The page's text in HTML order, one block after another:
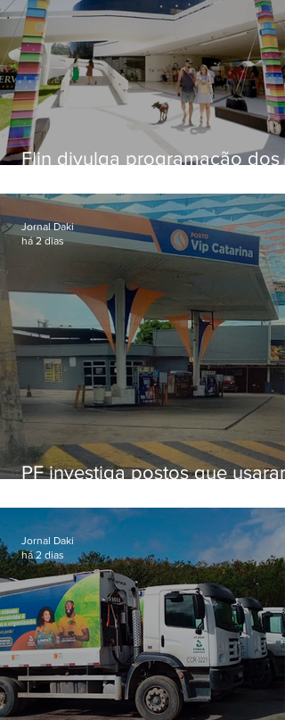
Flin divulga programação dos
começa na próxima quinta (13)
em Niterói
PF investiga postos que usaram
secretário morto em 2020
Jornal Daki
há 2 dias
Jornal Daki
há 2 dias